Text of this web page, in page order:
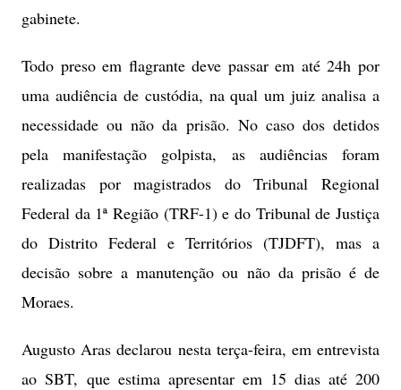
gabinete.
Todo preso em flagrante deve passar em até 24h por
uma audiência de custódia, na qual um juiz analisa a
necessidade ou não da prisão. No caso dos detidos
pela manifestação golpista, as audiências foram
realizadas por magistrados do Tribunal Regional
Federal da 1ª Região (TRF-1) e do Tribunal de Justiça
do Distrito Federal e Territórios (TJDFT), mas a
decisão sobre a manutenção ou não da prisão é de
Moraes.
Augusto Aras declarou nesta terça-feira, em entrevista
ao SBT, que estima apresentar em 15 dias até 200